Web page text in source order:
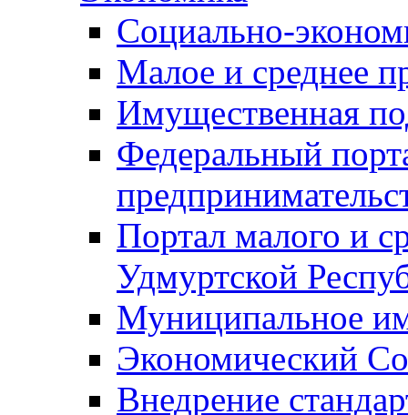
Социально-
Малое и среднее
Имущественная
Федеральный
Портал малого и
Удмуртской
Муниципальное
Экономический
Внедрение